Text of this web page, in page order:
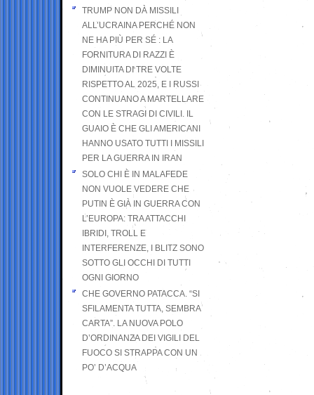
TRUMP NON DÀ MISSILI
ALL’UCRAINA PERCHÉ NON
NE HA PIÙ PER SÉ : LA
FORNITURA DI RAZZI È
DIMINUITA DI TRE VOLTE
RISPETTO AL 2025, E I RUSSI
CONTINUANO A MARTELLARE
CON LE STRAGI DI CIVILI. IL
GUAIO È CHE GLI AMERICANI
HANNO USATO TUTTI I MISSILI
PER LA GUERRA IN IRAN
SOLO CHI È IN MALAFEDE
NON VUOLE VEDERE CHE
PUTIN È GIÀ IN GUERRA CON
L’EUROPA: TRA ATTACCHI
IBRIDI, TROLL E
INTERFERENZE, I BLITZ SONO
SOTTO GLI OCCHI DI TUTTI
OGNI GIORNO
CHE GOVERNO PATACCA. “SI
SFILAMENTA TUTTA, SEMBRA
CARTA”. LA NUOVA POLO
D’ORDINANZA DEI VIGILI DEL
FUOCO SI STRAPPA CON UN
PO’ D’ACQUA